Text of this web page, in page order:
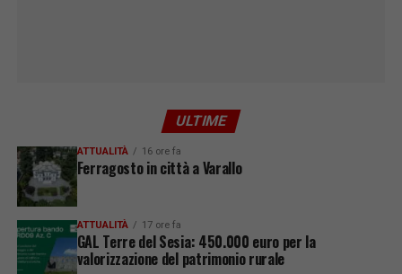
ULTIME
ATTUALITÀ 16 ore fa
Ferragosto in città a Varallo
ATTUALITÀ 17 ore fa
GAL Terre del Sesia: 450.000 euro per la
valorizzazione del patrimonio rurale